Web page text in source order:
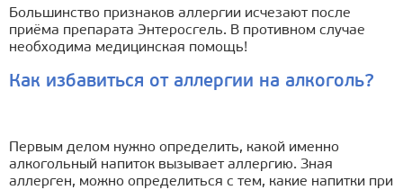
Большинство признаков аллергии исчезают после
приёма препарата Энтеросгель. В противном случае
необходима медицинская помощь!
Как избавиться от аллергии на алкоголь?
Первым делом нужно определить, какой именно
алкогольный напиток вызывает аллергию. Зная
аллерген, можно определиться с тем, какие напитки при